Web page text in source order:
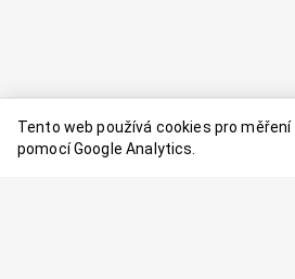
Tento web používá cookies pro
pomocí Google Analytics.